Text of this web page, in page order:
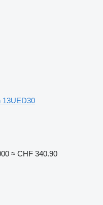
13UED30
≈ CHF 340.90